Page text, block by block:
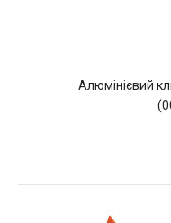
Алюмінієвий